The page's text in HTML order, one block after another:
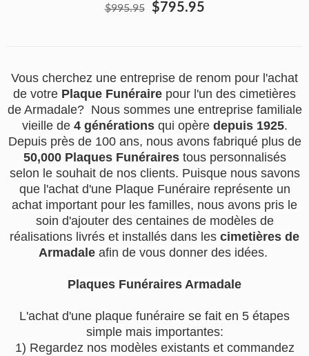
$995.95 $795.95
Vous cherchez une entreprise de renom pour l'achat
de votre Plaque Funéraire pour l'un des cimetières
de Armadale? Nous sommes une entreprise familiale
vieille de 4 générationsqui opère depuis 1925.
Depuis près de 100 ans, nous avons fabriqué plus de
50,000 Plaques Funérairestous personnalisés
selon le souhait de nos clients. Puisque nous savons
que l'achat d'une Plaque Funéraire représente un
achat important pour les familles, nous avons pris le
soin d'ajouter des centaines de modèles de
réalisations livrés et installés dans les cimetières de
Armadaleafin de vous donner des idées.
Plaques Funéraires Armadale
L'achat d'une plaque funéraire se fait en 5 étapes
simple mais importantes:
1) Regardez nos modèles existants et commandez